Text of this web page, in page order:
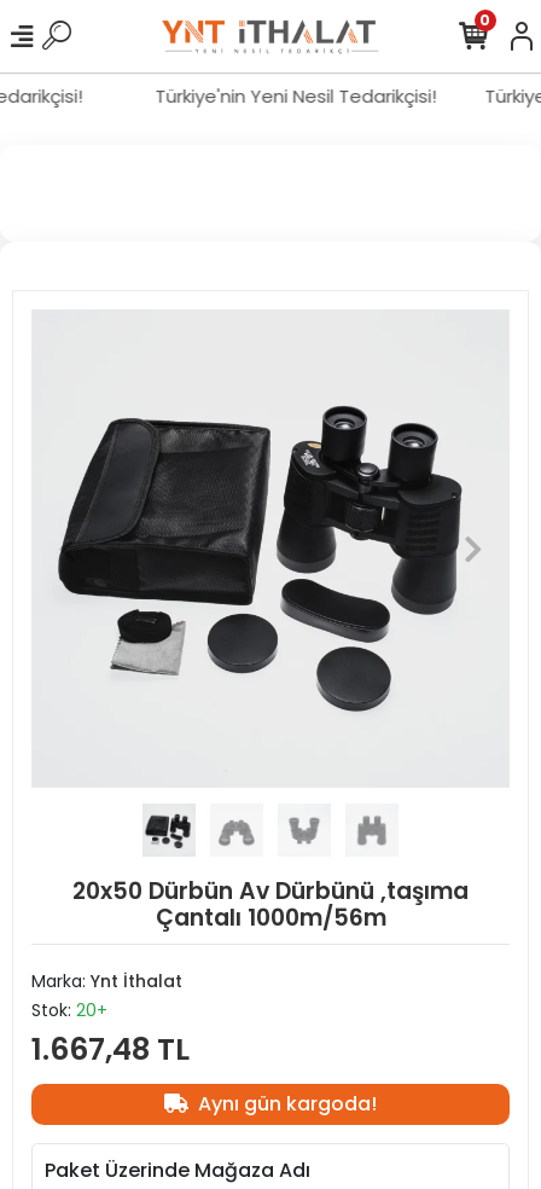
Türkiye'nin Yeni Nesil Tedarikçisi!
0
20x50 Dürbün Av Dürbünü ,taşıma
Çantalı 1000m/56m
Marka: Ynt İthalat
Stok: 20+
1.667,48 TL
Aynı gün kargoda!
Paket Üzerinde Mağaza Adı